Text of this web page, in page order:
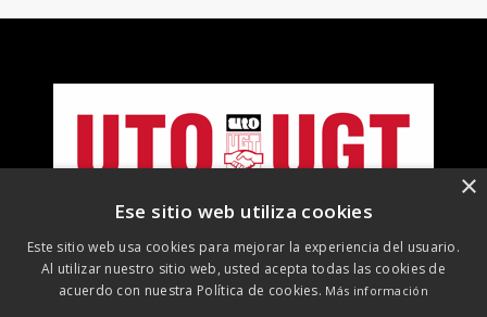
×
Ese sitio web utiliza cookies
Este sitio web usa cookies para mejorar la experiencia del usuario.
Al utilizar nuestro sitio web, usted acepta todas las cookies de
acuerdo con nuestra Política de cookies. Más información